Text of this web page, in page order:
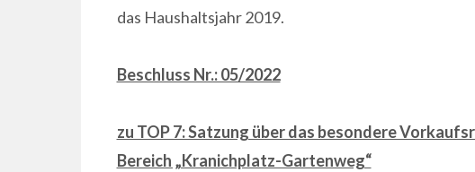
das Haushaltsjahr 2019.
Beschluss Nr.: 05/2022
zu TOP 7: Satzung über das besondere
Bereich „Kranichplatz-Gartenweg“